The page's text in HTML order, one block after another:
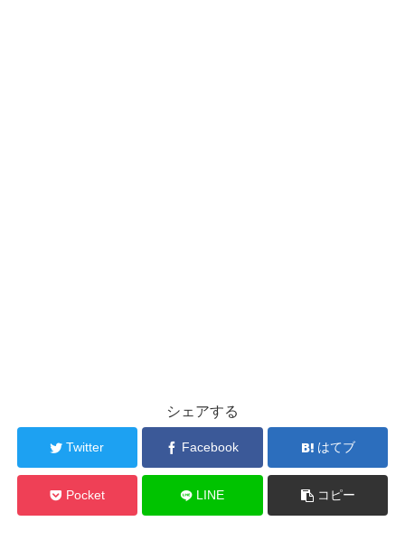
シェアする
Twitter Facebook はてブ
Pocket LINE コピー